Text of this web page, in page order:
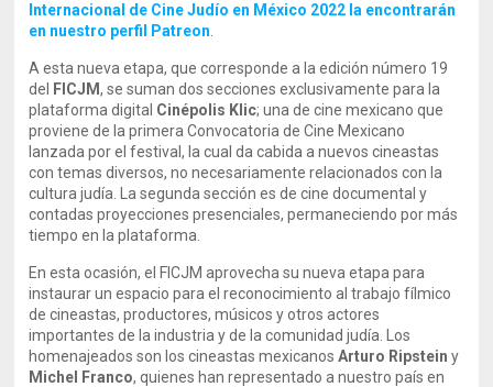
Internacional de Cine Judío en México 2022 la encontrarán
en nuestro perfil Patreon
A esta nueva etapa, que corresponde a la edición número 19
del
FICJM, se suman dos secciones exclusivamente para la
plataforma digital Cinépolis Klic; una de cine mexicano que
proviene de la primera Convocatoria de Cine Mexicano
lanzada por el festival, la cual da cabida a nuevos cineastas
con temas diversos, no necesariamente relacionados con la
cultura judía. La segunda sección es de cine documental y
contadas proyecciones presenciales, permaneciendo por más
tiempo en la plataforma.
En esta ocasión, el FICJM aprovecha su nueva etapa para
instaurar un espacio para el reconocimiento al trabajo fílmico
de cineastas, productores, músicos y otros actores
importantes de la industria y de la comunidad judía. Los
homenajeados son los cineastas mexicanosArturo Ripstein y
Michel Franco, quienes han representado a nuestro país en